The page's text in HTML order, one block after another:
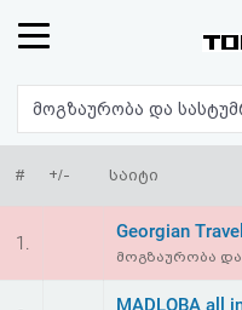
რეიტინგი
(მთავარი)
კითხვა-
# +/- საიტი
1.
Georgian
მოგზაურობა
MADLOBA all